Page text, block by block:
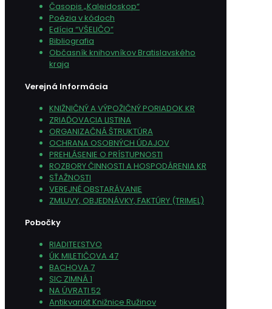
Časopis „Kaleidoskop“
Poézia v kódoch
Edícia “VŠELIČO”
Bibliografia
Občasník knihovníkov Bratislavského
kraja
Verejná Informácia
KNIŽNIČNÝ A VÝPOŽIČNÝ PORIADOK KR
ZRIAĎOVACIA LISTINA
ORGANIZAČNÁ ŠTRUKTÚRA
OCHRANA OSOBNÝCH ÚDAJOV
PREHLÁSENIE O PRÍSTUPNOSTI
ROZBORY ČINNOSTI A HOSPODÁRENIA KR
SŤAŽNOSTI
VEREJNÉ OBSTARÁVANIE
ZMLUVY, OBJEDNÁVKY, FAKTÚRY (TRIMEL)
Pobočky
RIADITEĽSTVO
ÚK MILETIČOVA 47
BACHOVA 7
SIC ZIMNÁ 1
NA ÚVRATI 52
Antikvariát Knižnice Ružinov